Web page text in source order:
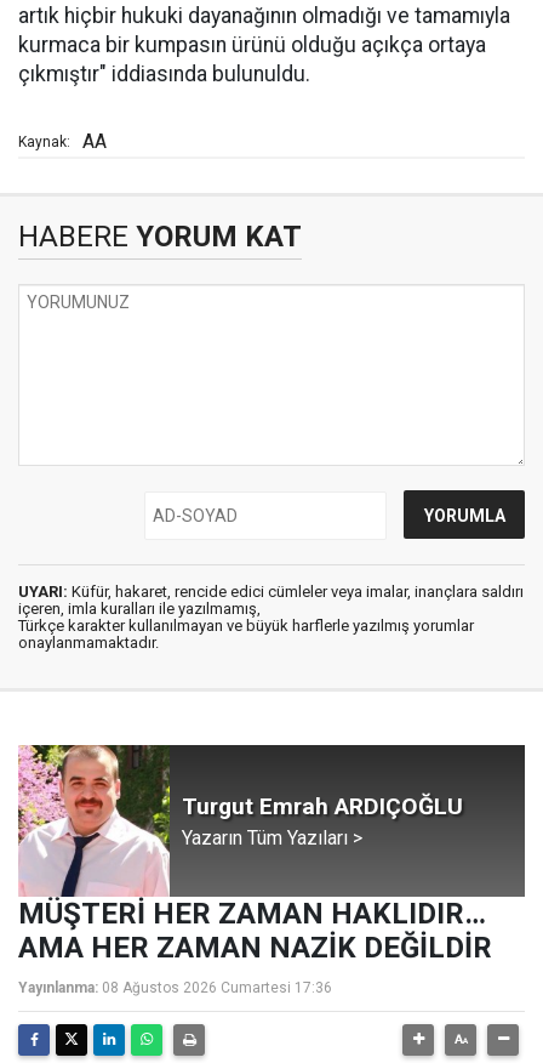
artık hiçbir hukuki dayanağının olmadığı ve tamamıyla
kurmaca bir kumpasın ürünü olduğu açıkça ortaya
çıkmıştır" iddiasında bulunuldu.
Kaynak: AA
HABERE YORUM KAT
UYARI: Küfür, hakaret, rencide edici cümleler veya imalar, inançlara saldırı
içeren, imla kuralları ile yazılmamış,
Türkçe karakter kullanılmayan ve büyük harflerle yazılmış yorumlar
onaylanmamaktadır.
Turgut Emrah ARDIÇOĞLU
Yazarın Tüm Yazıları >
MÜŞTERİ HER ZAMAN HAKLIDIR…
AMA HER ZAMAN NAZİK DEĞİLDİR
Yayınlanma: 08 Ağustos 2026 Cumartesi 17:36